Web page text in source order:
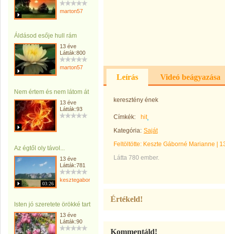
marton57
Áldásod esője hull rám
13 éve
Látták:800
marton57
Nem értem és nem látom át
13 éve
Látták:93
Az égtől oly távol...
03:26
13 éve
Látták:781
kesztegaborne
Isten jó szeretete örökké tart
13 éve
Látták:90
Leírás Videó beágyazása
keresztény ének
Címkék:
hit
Kategória: Saját
Feltöltötte: Keszte Gáborné Marianne
Látta 780 ember.
Értékeld!
Kommentáld!